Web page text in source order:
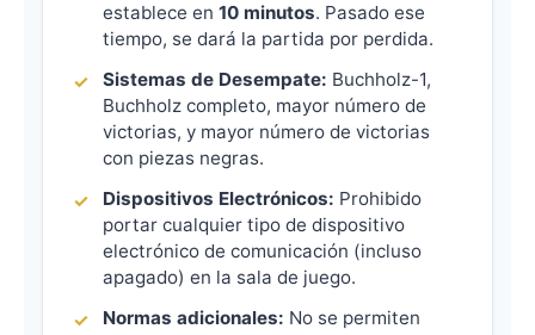
establece en 10 minutos. Pasado ese
tiempo, se dará la partida por perdida.
Sistemas de Desempate: Buchholz-1,
Buchholz completo, mayor número de
victorias, y mayor número de victorias
con piezas negras.
Dispositivos Electrónicos: Prohibido
portar cualquier tipo de dispositivo
electrónico de comunicación (incluso
apagado) en la sala de juego.
Normas adicionales: No se permiten